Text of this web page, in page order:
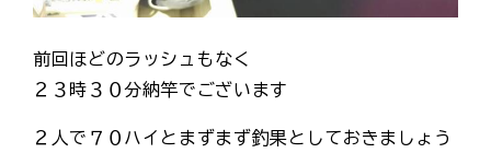
前回ほどのラッシュもなく
２３時３０分納竿でございます
２人で７０ハイとまずまず釣果としておきましょう